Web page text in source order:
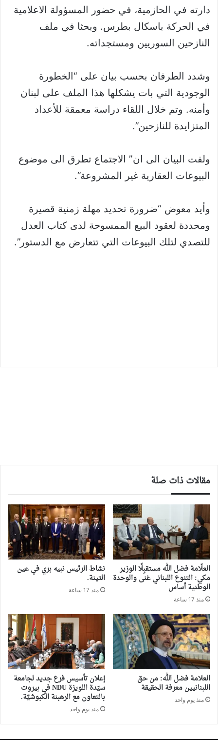
دارته في الحازمية، في حضور المسؤولة الاعلامية
في الحركة باسكال بطرس. وبحثا في ملف
النازحين السوريين ومستجداته.
وشدد الطرفان بحسب بيان على “الخطورة
الوجودية التي بات يشكلها هذا الملف على لبنان
وأمنه. وتم خلال اللقاء دراسة معمقة للأعداد
المتزايدة للنازحين”.
ولفت البيان الى ان” الاجتماع تطرق الى موضوع
البيوعات العقارية غير المشروعة”.
وأيد معوض “ضرورة تحديد مهلة زمنية قصيرة
ومحددة لعقود البيع الممسوحة لدى كتاب العدل
للتصدي لتلك البيوعات التي تتعارض مع الدستور”.
مقالات ذات صلة
العلّامة فضل الله مستقبِلًا الوزير
مكي: التنوع اللبناني غنى والوحدة
الوطنية أساس
منذ 17 ساعة
نشاط الرئيس نبيه بري في عين
التينة.
منذ 17 ساعة
العلامة فضل الله: من حق
اللبنانيين معرفة الحقيقة
منذ يوم واحد
إعلان تأسيس فرع جديد لجامعة
سيّدة اللويزة NDU في بيروت
بالتعاون مع الرهبنة الكبوشيَّة.
منذ يوم واحد